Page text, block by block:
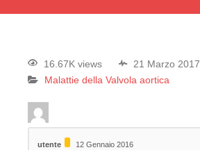
16.67K views
21 Marzo 2017
Malattie della Valvola aortica
utente 12 Gennaio 2016